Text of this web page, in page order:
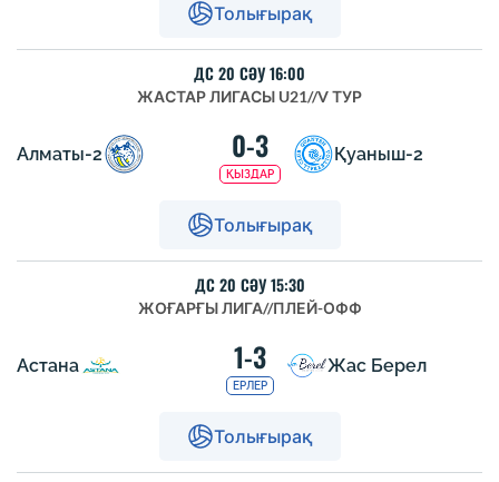
Толығырақ
ДС 20 СӘУ 16:00
ЖАСТАР ЛИГАСЫ U21//V ТУР
Алматы-2 0-3
ҚЫЗДАР
Қуаныш-2
Толығырақ
ДС 20 СӘУ 15:30
ЖОҒАРҒЫ ЛИГА//ПЛЕЙ-ОФФ
Астана 1-3
ЕРЛЕР
Жас Берел
Толығырақ